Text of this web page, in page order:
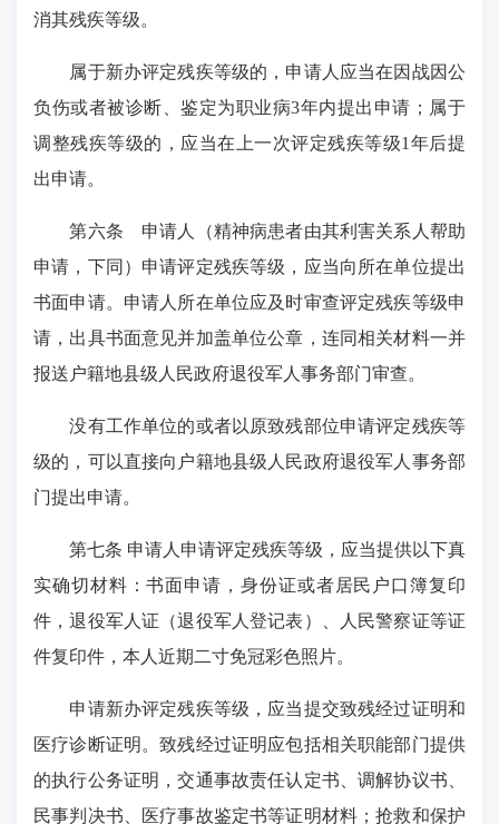
消其残疾等级。
属于新办评定残疾等级的，申请人应当在因战因公
负伤或者被诊断、鉴定为职业病3年内提出申请；属于
调整残疾等级的，应当在上一次评定残疾等级1年后提
出申请。
第六条 申请人（精神病患者由其利害关系人帮助
申请，下同）申请评定残疾等级，应当向所在单位提出
书面申请。申请人所在单位应及时审查评定残疾等级申
请，出具书面意见并加盖单位公章，连同相关材料一并
报送户籍地县级人民政府退役军人事务部门审查。
没有工作单位的或者以原致残部位申请评定残疾等
级的，可以直接向户籍地县级人民政府退役军人事务部
门提出申请。
第七条 申请人申请评定残疾等级，应当提供以下真
实确切材料：书面申请，身份证或者居民户口簿复印
件，退役军人证（退役军人登记表）、人民警察证等证
件复印件，本人近期二寸免冠彩色照片。
申请新办评定残疾等级，应当提交致残经过证明和
医疗诊断证明。致残经过证明应包括相关职能部门提供
的执行公务证明，交通事故责任认定书、调解协议书、
民事判决书、医疗事故鉴定书等证明材料；抢救和保护